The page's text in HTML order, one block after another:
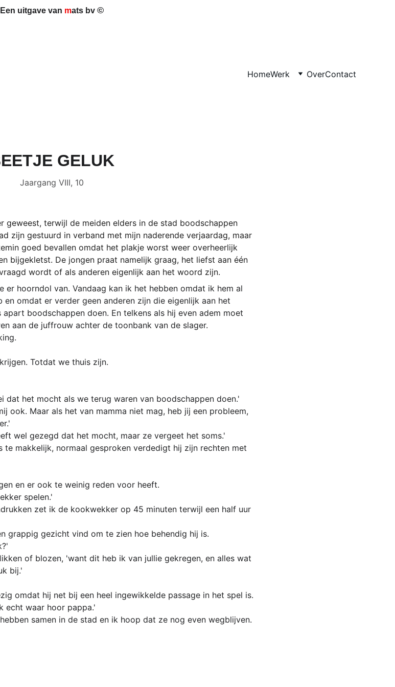
Een uitgave van mats bv ©
HomeWerk OverContact
GELUK
Jaargang VIII, 10
geweest, terwijl de meiden elders in de stad boodschappen
zijn gestuurd in verband met mijn naderende verjaardag, maar
goed bevallen omdat het plakje worst weer overheerlijk
bijgekletst. De jongen praat namelijk graag, het liefst aan één
wordt of als anderen eigenlijk aan het woord zijn.
er hoorndol van. Vandaag kan ik het hebben omdat ik hem al
omdat er verder geen anderen zijn die eigenlijk aan het
boodschappen doen. En telkens als hij even adem moet
aan de juffrouw achter de toonbank van de slager.
Totdat we thuis zijn.
dat het mocht als we terug waren van boodschappen doen.'
ook. Maar als het van mamma niet mag, heb jij een probleem,
wel gezegd dat het mocht, maar ze vergeet het soms.'
te makkelijk, normaal gesproken verdedigt hij zijn rechten met
en er ook te weinig reden voor heeft.
spelen.'
zet ik de kookwekker op 45 minuten terwijl een half uur
grappig gezicht vind om te zien hoe behendig hij is.
of blozen, 'want dit heb ik van jullie gekregen, en alles wat
bij.'
omdat hij net bij een heel ingewikkelde passage in het spel is.
echt waar hoor pappa.'
samen in de stad en ik hoop dat ze nog even wegblijven.